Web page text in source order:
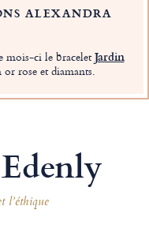
ALEXANDRA
mois-ci le braceletJardin
or rose et diamants.
l’éthique